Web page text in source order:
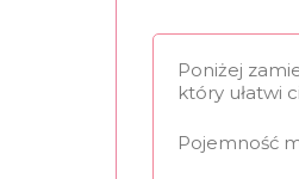
Poniżej
który ułatwi
Pojemność